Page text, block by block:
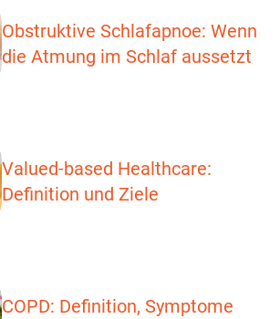
Obstruktive Schlafapnoe: Wenn
die Atmung im Schlaf aussetzt
Valued-based Healthcare:
Definition und Ziele
COPD: Definition, Symptome